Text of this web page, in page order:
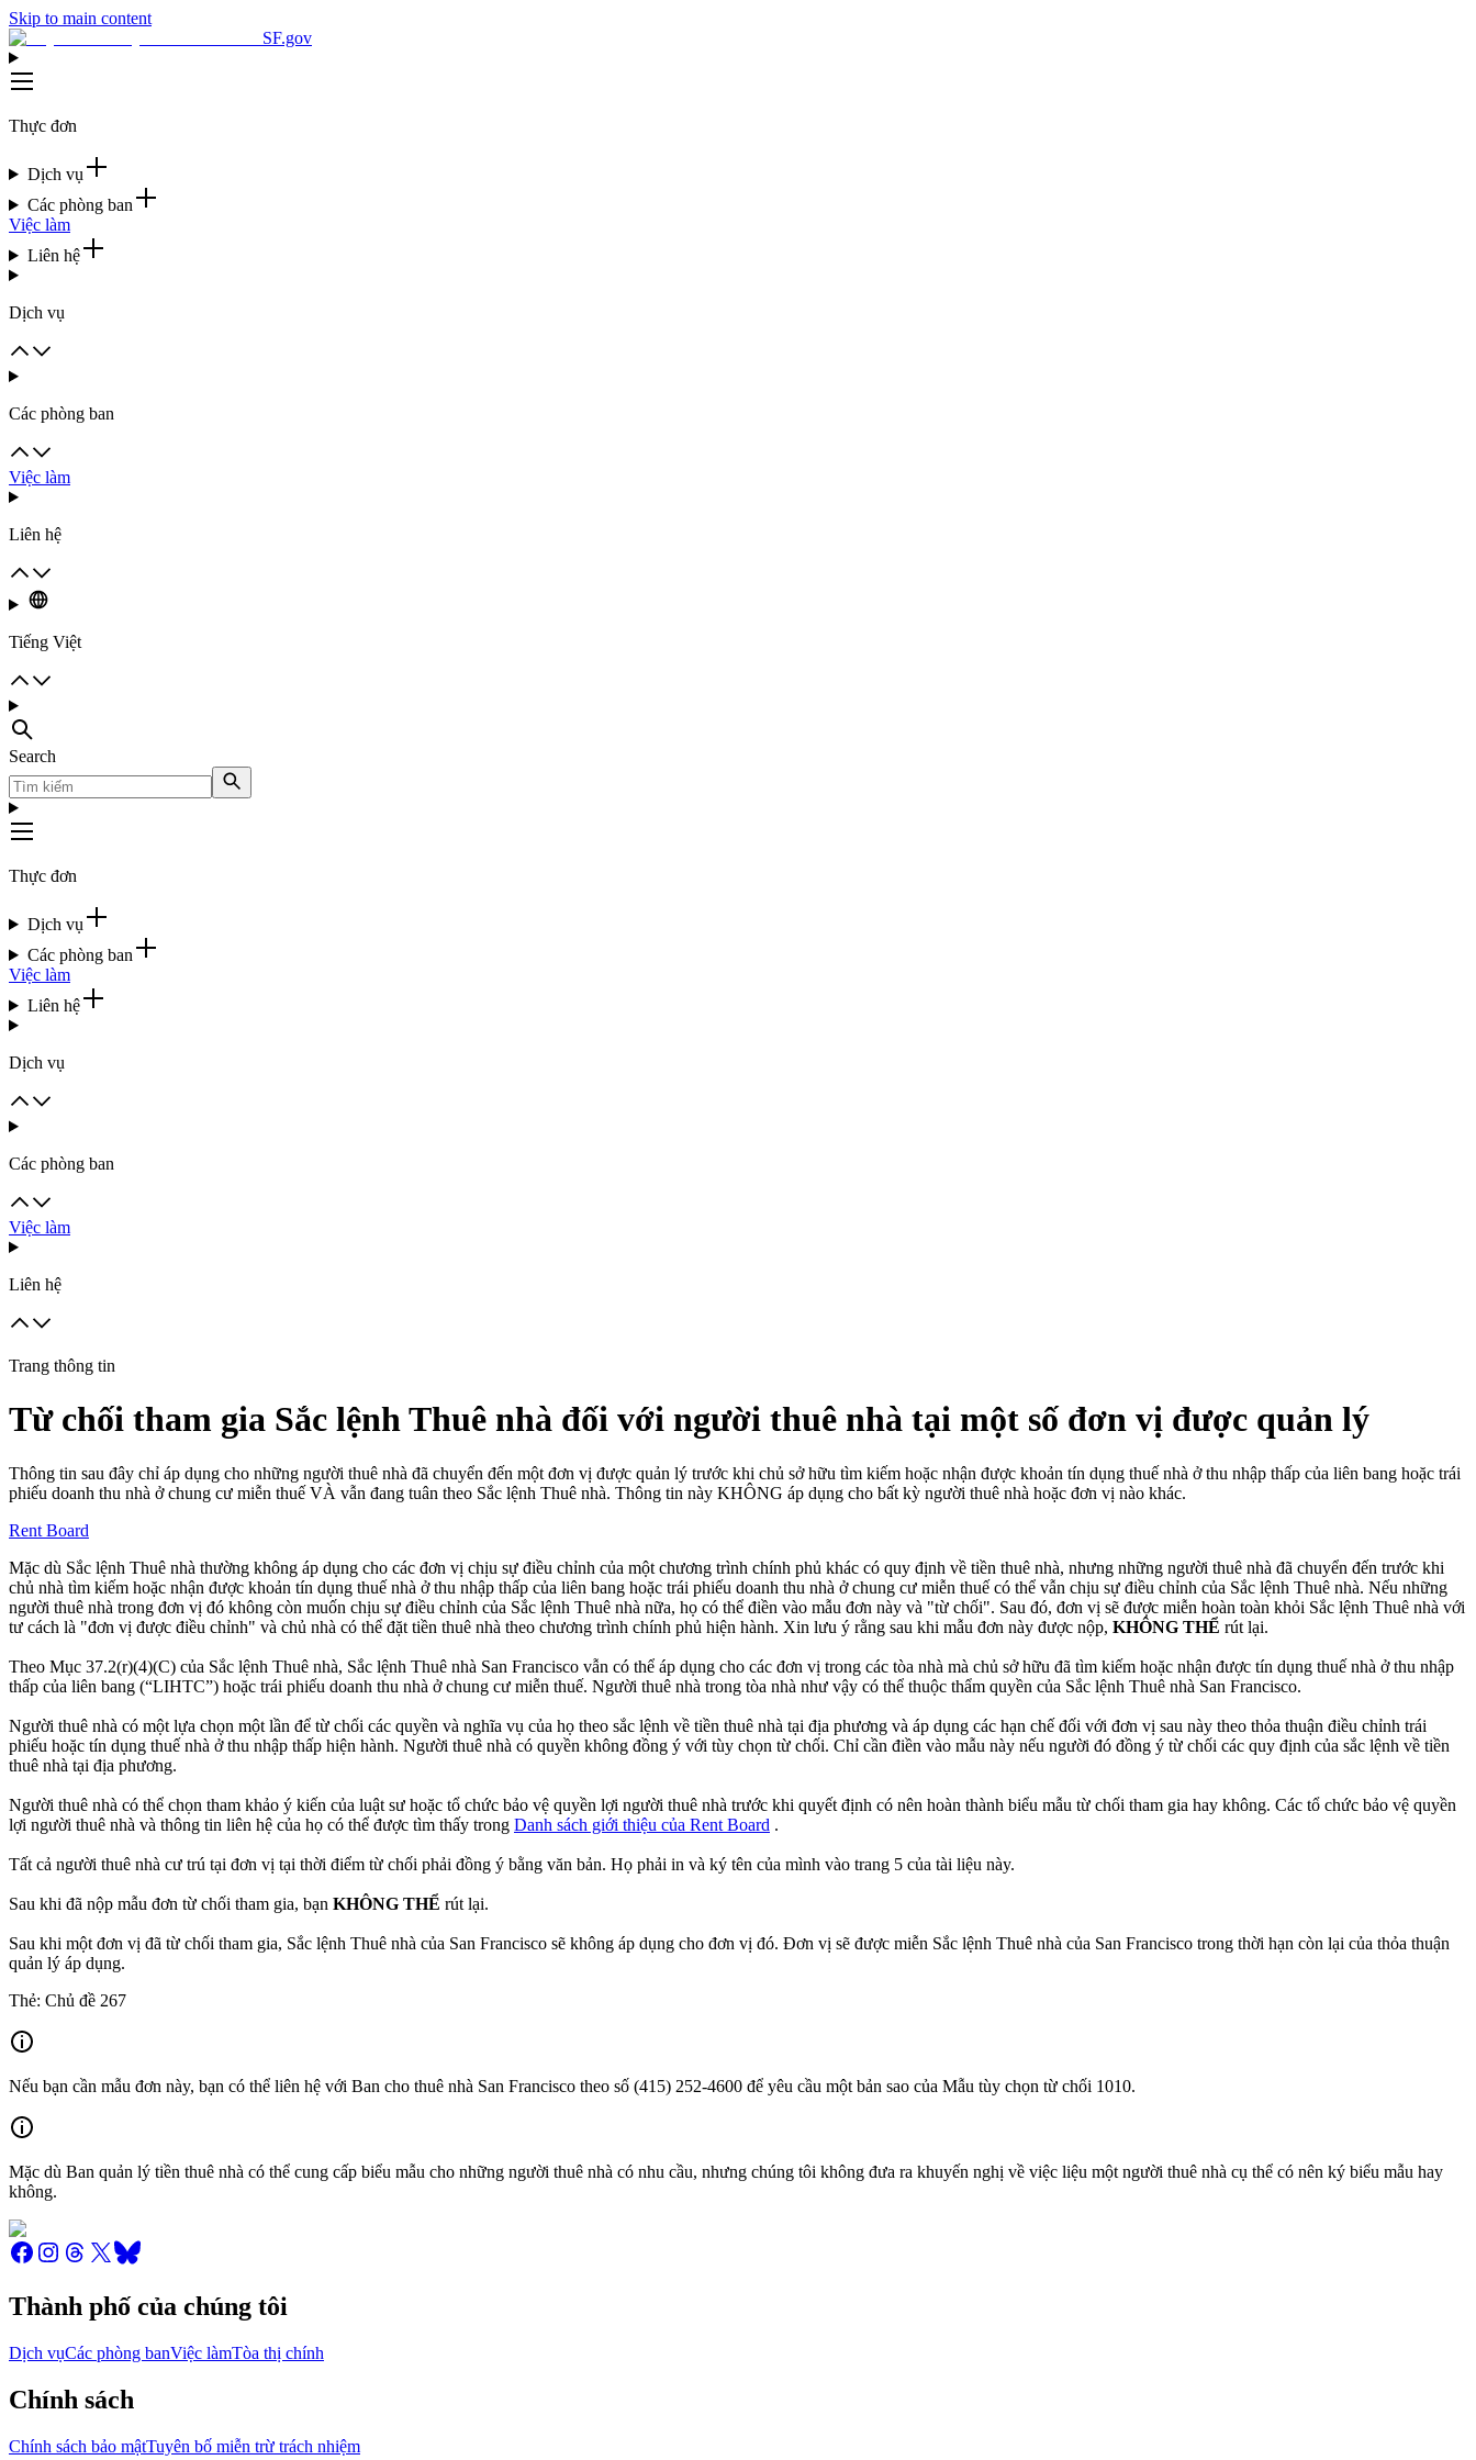
Skip to main content
SF.gov
Thực đơn
Dịch vụ
Các phòng ban
Việc làm
Liên hệ
Dịch vụ
Các phòng ban
Việc làm
Liên hệ
Tiếng Việt
Search
Thực đơn
Dịch vụ
Các phòng ban
Việc làm
Liên hệ
Dịch vụ
Các phòng ban
Việc làm
Liên hệ
Trang thông tin
Từ chối tham gia Sắc lệnh Thuê nhà đối với người thuê nhà tại một số đơn vị được quản lý
Thông tin sau đây chỉ áp dụng cho những người thuê nhà đã chuyển đến một đơn vị được quản lý trước khi chủ sở hữu tìm kiếm hoặc nhận được khoản tín dụng thuế nhà ở thu nhập thấp của liên bang hoặc trái
phiếu doanh thu nhà ở chung cư miễn thuế VÀ vẫn đang tuân theo Sắc lệnh Thuê nhà. Thông tin này KHÔNG áp dụng cho bất kỳ người thuê nhà hoặc đơn vị nào khác.
Rent Board
Mặc dù Sắc lệnh Thuê nhà thường không áp dụng cho các đơn vị chịu sự điều chỉnh của một chương trình chính phủ khác có quy định về tiền thuê nhà, nhưng những người thuê nhà đã chuyển đến trước khi
chủ nhà tìm kiếm hoặc nhận được khoản tín dụng thuế nhà ở thu nhập thấp của liên bang hoặc trái phiếu doanh thu nhà ở chung cư miễn thuế có thể vẫn chịu sự điều chỉnh của Sắc lệnh Thuê nhà. Nếu những
người thuê nhà trong đơn vị đó không còn muốn chịu sự điều chỉnh của Sắc lệnh Thuê nhà nữa, họ có thể điền vào mẫu đơn này và "từ chối". Sau đó, đơn vị sẽ được miễn hoàn toàn khỏi Sắc lệnh Thuê nhà với
tư cách là "đơn vị được điều chỉnh" và chủ nhà có thể đặt tiền thuê nhà theo chương trình chính phủ hiện hành. Xin lưu ý rằng sau khi mẫu đơn này được nộp, KHÔNG THỂ rút lại.
Theo Mục 37.2(r)(4)(C) của Sắc lệnh Thuê nhà, Sắc lệnh Thuê nhà San Francisco vẫn có thể áp dụng cho các đơn vị trong các tòa nhà mà chủ sở hữu đã tìm kiếm hoặc nhận được tín dụng thuế nhà ở thu nhập
thấp của liên bang (“LIHTC”) hoặc trái phiếu doanh thu nhà ở chung cư miễn thuế. Người thuê nhà trong tòa nhà như vậy có thể thuộc thẩm quyền của Sắc lệnh Thuê nhà San Francisco.
Người thuê nhà có một lựa chọn một lần để từ chối các quyền và nghĩa vụ của họ theo sắc lệnh về tiền thuê nhà tại địa phương và áp dụng các hạn chế đối với đơn vị sau này theo thỏa thuận điều chỉnh trái
phiếu hoặc tín dụng thuế nhà ở thu nhập thấp hiện hành. Người thuê nhà có quyền không đồng ý với tùy chọn từ chối. Chỉ cần điền vào mẫu này nếu người đó đồng ý từ chối các quy định của sắc lệnh về tiền
thuê nhà tại địa phương.
Người thuê nhà có thể chọn tham khảo ý kiến của luật sư hoặc tổ chức bảo vệ quyền lợi người thuê nhà trước khi quyết định có nên hoàn thành biểu mẫu từ chối tham gia hay không. Các tổ chức bảo vệ quyền
lợi người thuê nhà và thông tin liên hệ của họ có thể được tìm thấy trong Danh sách giới thiệu của Rent Board .
Tất cả người thuê nhà cư trú tại đơn vị tại thời điểm từ chối phải đồng ý bằng văn bản. Họ phải in và ký tên của mình vào trang 5 của tài liệu này.
Sau khi đã nộp mẫu đơn từ chối tham gia, bạn KHÔNG THỂ rút lại.
Sau khi một đơn vị đã từ chối tham gia, Sắc lệnh Thuê nhà của San Francisco sẽ không áp dụng cho đơn vị đó. Đơn vị sẽ được miễn Sắc lệnh Thuê nhà của San Francisco trong thời hạn còn lại của thỏa thuận
quản lý áp dụng.
Thẻ: Chủ đề 267
Nếu bạn cần mẫu đơn này, bạn có thể liên hệ với Ban cho thuê nhà San Francisco theo số (415) 252-4600 để yêu cầu một bản sao của Mẫu tùy chọn từ chối 1010.
Mặc dù Ban quản lý tiền thuê nhà có thể cung cấp biểu mẫu cho những người thuê nhà có nhu cầu, nhưng chúng tôi không đưa ra khuyến nghị về việc liệu một người thuê nhà cụ thể có nên ký biểu mẫu hay
không.
Thành phố của chúng tôi
Dịch vụCác phòng banViệc làmTòa thị chính
Chính sách
Chính sách bảo mậtTuyên bố miễn trừ trách nhiệm